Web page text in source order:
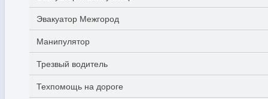
Эвакуатор Межгород
Манипулятор
Трезвый водитель
Техпомощь на дороге